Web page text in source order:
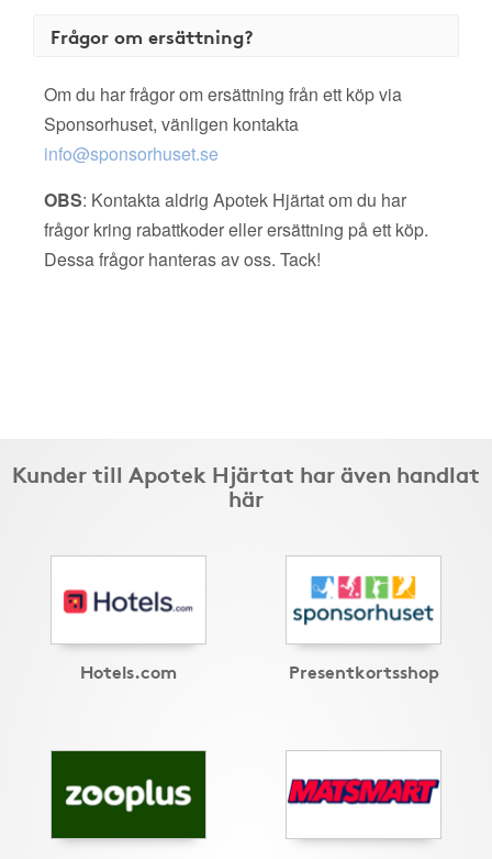
Frågor om ersättning?
Om du har frågor om ersättning från ett köp via
Sponsorhuset, vänligen kontakta
info@sponsorhuset.se
OBS: Kontakta aldrig Apotek Hjärtat om du har
frågor kring rabattkoder eller ersättning på ett köp.
Dessa frågor hanteras av oss. Tack!
Kunder till Apotek Hjärtat har även handlat
här
Hotels.com Presentkortsshop